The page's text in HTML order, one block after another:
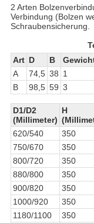
2 Arten
Verbindung (Bolzen
Schraubensicherung.
Art D B
A
74,5 38 1
B
98,5 59 3
D1/D2
(Millimeter)
H
620/540
350
750/670
350
800/720
350
880/800
350
900/820
350
1000/920
350
1180/1100
350